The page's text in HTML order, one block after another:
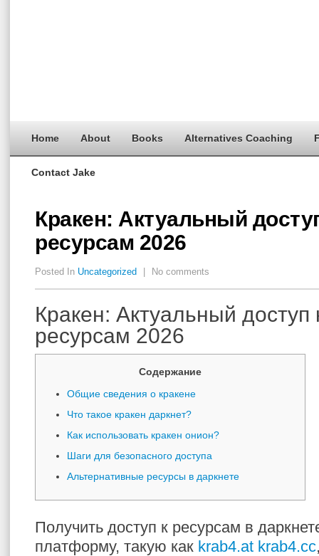
Home About Books Alternatives Coaching
Contact Jake
Кракен: Актуальный
ресурсам 2026
Posted In Uncategorized No comments
Кракен: Актуальный доступ
ресурсам 2026
Содержание
Общие сведения о кракене
Что такое кракен даркнет?
Как использовать кракен онион?
Шаги для безопасного доступа
Альтернативные ресурсы в даркнете
Получить доступ к ресурсам в
платформу, такую как krab4.at krab4.cc